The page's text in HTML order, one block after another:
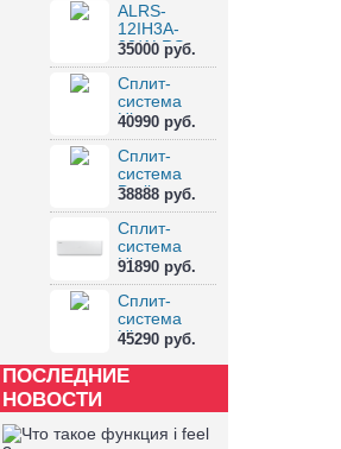
ALRS-
12IH3A-
02/ALRS-
12OH3A-02
35000 руб.
Сплит-
система
Hisense
EXPERT
PRO 2.0 E...
40990 руб.
Сплит-
система
Berlingtoun
BR-18CST1
38888 руб.
Сплит-
система
Hisense
VISION PRO
2.0 S...
91890 руб.
Сплит-
система
Hisense
GOAL 2.0
DC Inve...
45290 руб.
ПОСЛЕДНИЕ
НОВОСТИ